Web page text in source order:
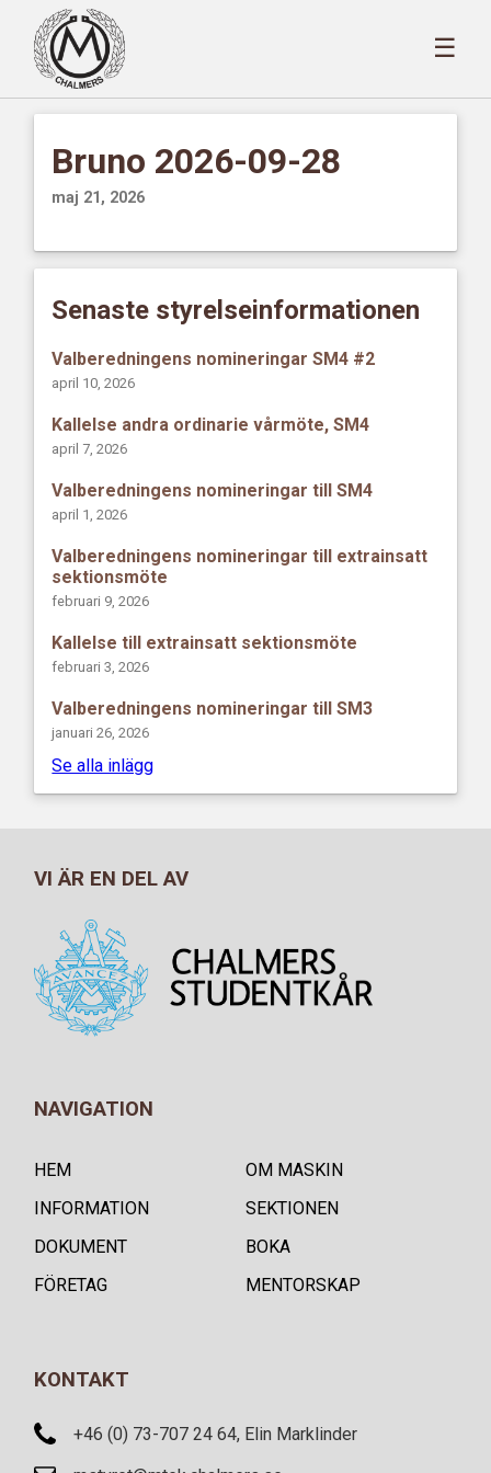
☰
Bruno 2026-09-28
maj 21, 2026
Senaste styrelseinformationen
Valberedningens nomineringar SM4 #2
april 10, 2026
Kallelse andra ordinarie vårmöte, SM4
april 7, 2026
Valberedningens nomineringar till SM4
april 1, 2026
Valberedningens nomineringar till extrainsatt
sektionsmöte
februari 9, 2026
Kallelse till extrainsatt sektionsmöte
februari 3, 2026
Valberedningens nomineringar till SM3
januari 26, 2026
Se alla inlägg
VI ÄR EN DEL AV
NAVIGATION
HEM
OM MASKIN
INFORMATION
SEKTIONEN
DOKUMENT
BOKA
FÖRETAG
MENTORSKAP
KONTAKT
+46 (0) 73-707 24 64, Elin Marklinder